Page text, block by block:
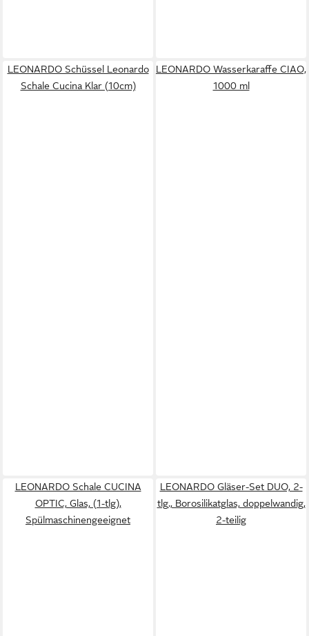
LEONARDO Schüssel Leonardo
Schale Cucina Klar (10cm)
LEONARDO Wasserkaraffe CIAO,
1000 ml
LEONARDO Schale CUCINA
OPTIC, Glas, (1-tlg),
Spülmaschinengeeignet
LEONARDO Gläser-Set DUO, 2-
tlg., Borosilikatglas, doppelwandig,
2-teilig